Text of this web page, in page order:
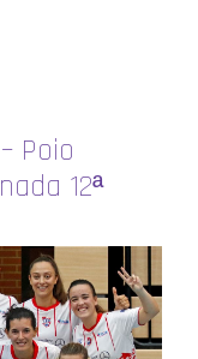
Poio
12ª